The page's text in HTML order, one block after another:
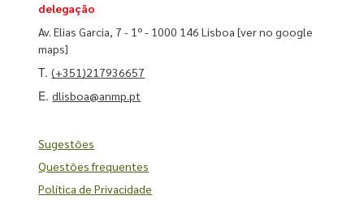
delegação
Av. Elias Garcia, 7 - 1º - 1000 146 Lisboa[ver no google
maps]
T.(+351)217936657
E.dlisboa@anmp.pt
Sugestões
Questões frequentes
Política de Privacidade